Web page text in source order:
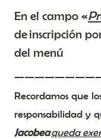
En el campo «
de inscripción
del menú
Recordamos que
responsabilidad y
Jacobeaqueda